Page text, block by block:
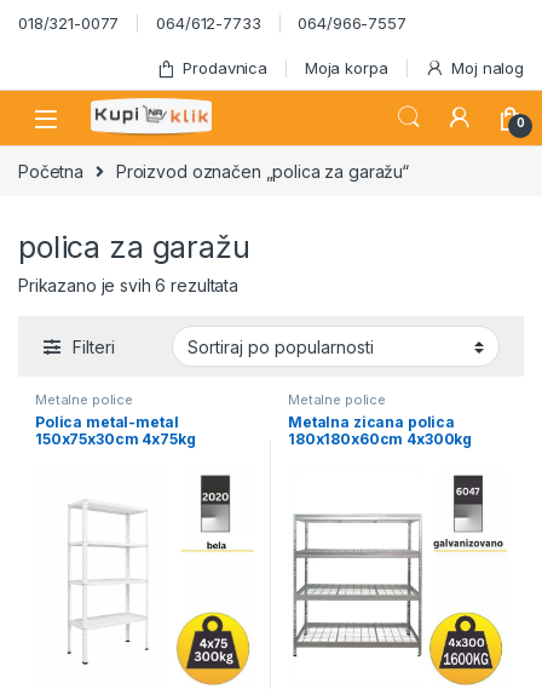
Skip to navigation
Skip to content
018/321-0077 064/612-7733 064/966-7557
Prodavnica Moja korpa Moj nalog
0
Početna Proizvod označen „polica za garažu“
polica za garažu
Prikazano je svih 6 rezultataSortirano po popularnosti
Filteri
Metalne police
Polica metal-metal
150x75x30cm 4x75kg
Metalne police
Metalna zicana polica
180x180x60cm 4x300kg